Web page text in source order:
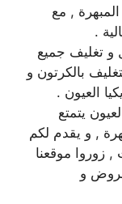
, مع
.
و تغليف جميع
بالكرتون و
العيون .
يتمتع
, و يقدم لكم
زوروا موقعنا
و